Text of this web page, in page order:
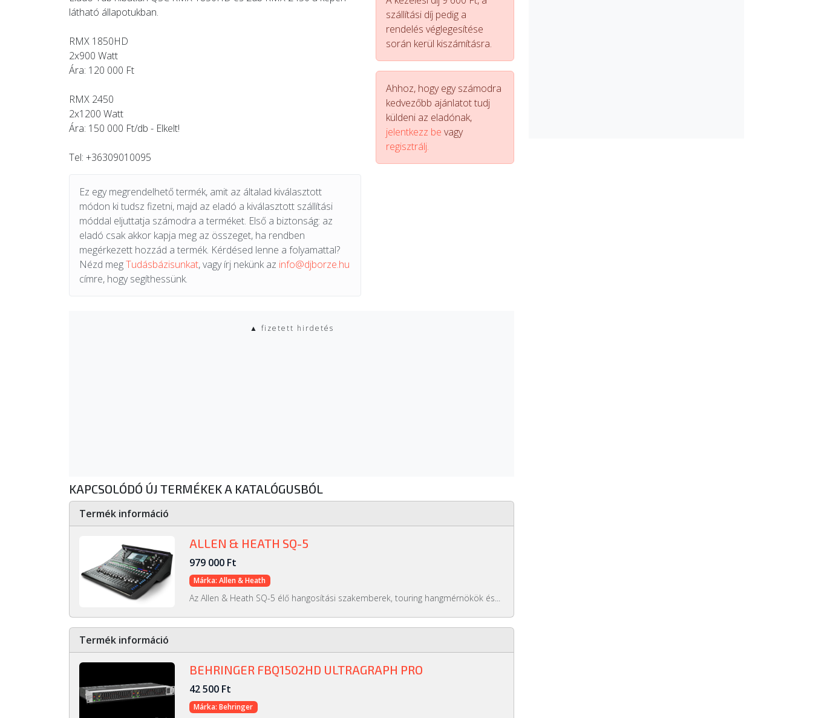
látható állapotukban.
RMX 1850HD
2x900 Watt
Ára: 120 000 Ft
RMX 2450
2x1200 Watt
Ára: 150 000 Ft/db - Elkelt!
Tel: +36309010095
Ez egy megrendelhető termék, amit az általad kiválasztott
módon ki tudsz fizetni, majd az eladó a kiválasztott szállítási
móddal eljuttatja számodra a terméket. Első a biztonság: az
eladó csak akkor kapja meg az összeget, ha rendben
megérkezett hozzád a termék. Kérdésed lenne a folyamattal?
Nézd megTudásbázisunkat, vagy írj nekünk az info@djborze.hu
címre, hogy segíthessünk.
szállítási díj pedig a
rendelés véglegesítése
során kerül kiszámításra.
Ahhoz, hogy egy számodra
kedvezőbb ajánlatot tudj
küldeni az eladónak,
jelentkezz be vagy
regisztrálj.
▲ fizetett hirdetés
KAPCSOLÓDÓ ÚJ TERMÉKEK A KATALÓGUSBÓL
Termék információ
ALLEN & HEATH SQ-5
979 000 Ft
Márka: Allen & Heath
Az Allen & Heath SQ-5 élő hangosítási szakemberek, touring hangmérnökök és...
Termék információ
BEHRINGER FBQ1502HD ULTRAGRAPH PRO
42 500 Ft
Márka: Behringer